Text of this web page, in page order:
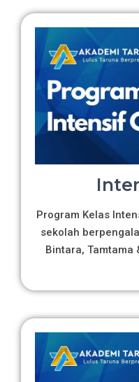
Program Kelas
sekolah
Bintara, Tamtama